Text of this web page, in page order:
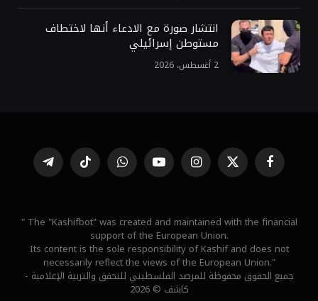
انتشار صورة مع الادعاء أنها لاختطاف
مستوطن إسرائيلي
2 أغسطس، 2026
فيسبوك X
(Twitter)
الانستغراميوتيوب واتساب تيكتوك تيلقرام
" The "Kashifbot" was created and maintained with the financial
support of the European Union.
Its content is the sole responsibility of Kashif and does not
necessarily reflect the views of the European Union."
جميع الحقوق محفوظة للمرصد الفلسطيني للتحقق والتربية الإعلامية -
كاشف © 2026